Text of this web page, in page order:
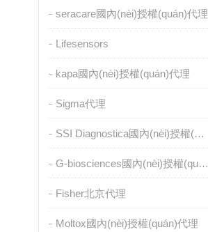
seracare國內(nèi)授權(quán)代理
Lifesensors
kapa國內(nèi)授權(quán)代理
Sigma代理
SSI Diagnostica國內(nèi)授權(quán)代理
G-biosciences國內(nèi)授權(quán)代理
Fisher北京代理
Moltox國內(nèi)授權(quán)代理